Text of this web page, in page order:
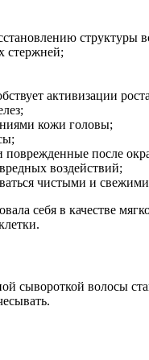
структуры
стержней;
активизации
кожи головы;
поврежденные после
воздействий;
чистыми и
себя в качестве
сывороткой волосы